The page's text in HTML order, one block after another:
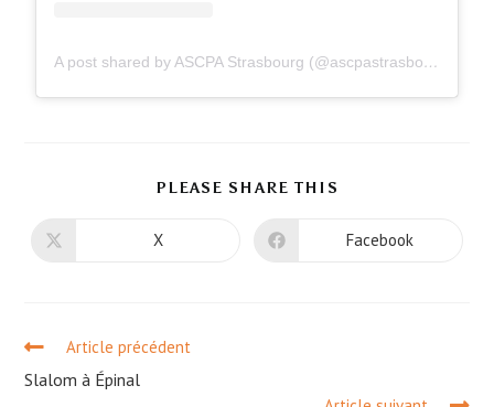
A post shared by ASCPA Strasbourg (@ascpastrasbourg)
PLEASE SHARE THIS
X Facebook
Article précédent
Slalom à Épinal